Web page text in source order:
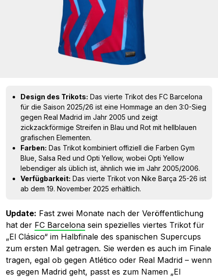
Design des Trikots: Das vierte Trikot des FC Barcelona
für die Saison 2025/26 ist eine Hommage an den 3:0-Sieg
gegen Real Madrid im Jahr 2005 und zeigt
zickzackförmige Streifen in Blau und Rot mit hellblauen
grafischen Elementen.
Farben: Das Trikot kombiniert offiziell die Farben Gym
Blue, Salsa Red und Opti Yellow, wobei Opti Yellow
lebendiger als üblich ist, ähnlich wie im Jahr 2005/2006.
Verfügbarkeit: Das vierte Trikot von Nike Barça 25-26 ist
ab dem 19. November 2025 erhältlich.
Update: Fast zwei Monate nach der Veröffentlichung
hat der FC Barcelona sein spezielles viertes Trikot für
„El Clásico“ im Halbfinale des spanischen Supercups
zum ersten Mal getragen. Sie werden es auch im Finale
tragen, egal ob gegen Atlético oder Real Madrid – wenn
es gegen Madrid geht, passt es zum Namen „El